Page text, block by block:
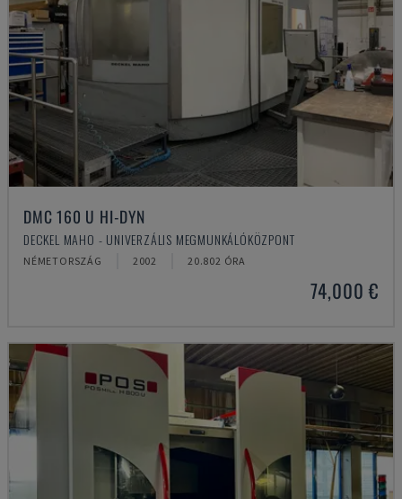
DMC 160 U HI-DYN
DECKEL MAHO - UNIVERZÁLIS MEGMUNKÁLÓKÖZPONT
NÉMETORSZÁG 2002 20.802 ÓRA
74,000 €